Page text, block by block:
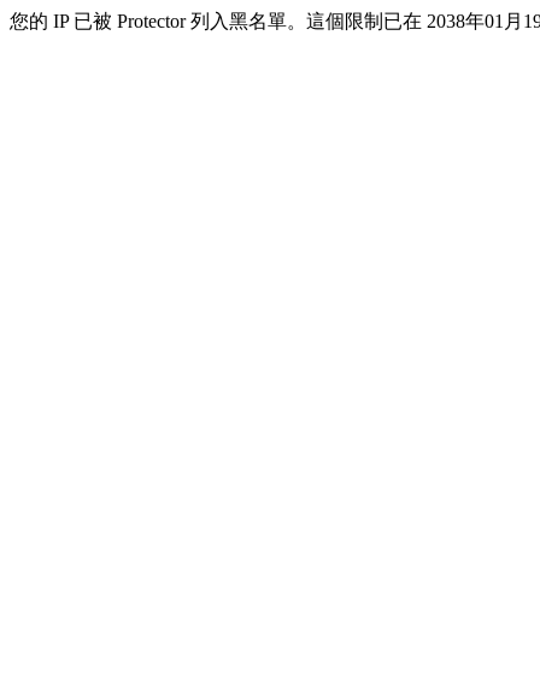
您的 IP 已被 Protector 列入黑名單。這個限制已在 2038年01月